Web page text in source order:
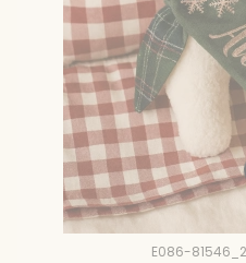
E086-